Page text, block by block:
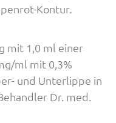
Kontur.
mit 1,0 ml einer
ml mit 0,3%
und Unterlippe in
Dr. med.